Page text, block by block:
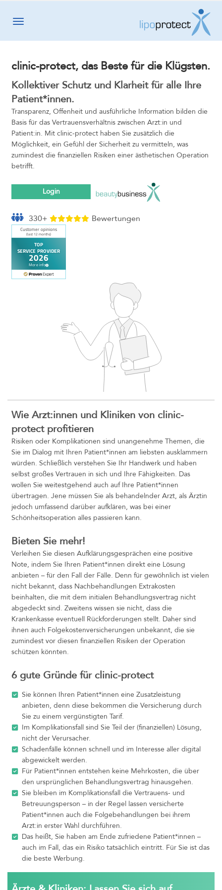
Toggle navigation
clinic-protect, das Beste für die Klügsten.
Kollektiver Schutz und Klarheit für alle Ihre
Patient*innen.
Transparenz, Offenheit und ausführliche Information bilden die
Basis für das Vertrauensverhältnis zwischen Arzt:in und
Patient:in. Mit clinic-protect haben Sie zusätzlich die
Möglichkeit, ein Gefühl der Sicherheit zu vermitteln, was
zumindest die finanziellen Risiken einer ästhetischen Operation
betrifft.
Login
330+ Bewertungen
Wie Arzt:innen und Kliniken von clinic-
protect profitieren
Risiken oder Komplikationen sind unangenehme Themen, die
Sie im Dialog mit Ihren Patient*innen am liebsten ausklammern
würden. Schließlich verstehen Sie Ihr Handwerk und haben
selbst großes Vertrauen in sich und Ihre Fähigkeiten. Das
wollen Sie weitestgehend auch auf Ihre Patient*innen
übertragen. Jene müssen Sie als behandelnder Arzt, als Ärztin
jedoch umfassend darüber aufklären, was bei einer
Schönheitsoperation alles passieren kann.
Bieten Sie mehr!
Verleihen Sie diesen Aufklärungsgesprächen eine positive
Note, indem Sie Ihren Patient*innen direkt eine Lösung
anbieten – für den Fall der Fälle. Denn für gewöhnlich ist vielen
nicht bekannt, dass Nachbehandlungen Extrakosten
beinhalten, die mit dem initialen Behandlungsvertrag nicht
abgedeckt sind. Zweitens wissen sie nicht, dass die
Krankenkasse eventuell Rückforderungen stellt. Daher sind
ihnen auch Folgekostenversicherungen unbekannt, die sie
zumindest vor diesen finanziellen Risiken der Operation
schützen könnten.
6 gute Gründe für clinic-protect
Sie können Ihren Patient*innen eine Zusatzleistung
anbieten, denn diese bekommen die Versicherung durch
Sie zu einem vergünstigten Tarif.
Im Komplikationsfall sind Sie Teil der (finanziellen) Lösung,
nicht der Verursacher.
Schadenfälle können schnell und im Interesse aller digital
abgewickelt werden.
Für Patient*innen entstehen keine Mehrkosten, die über
den ursprünglichen Behandlungsvertrag hinausgehen.
Sie bleiben im Komplikationsfall die Vertrauens- und
Betreuungsperson – in der Regel lassen versicherte
Patient*innen auch die Folgebehandlungen bei ihrem
Arzt:in erster Wahl durchführen.
Das heißt, Sie haben am Ende zufriedene Patient*innen –
auch im Fall, das ein Risiko tatsächlich eintritt. Für Sie ist das
die beste Werbung.